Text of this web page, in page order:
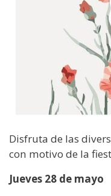
Disfruta de las
con motivo de la
Jueves 28 de mayo